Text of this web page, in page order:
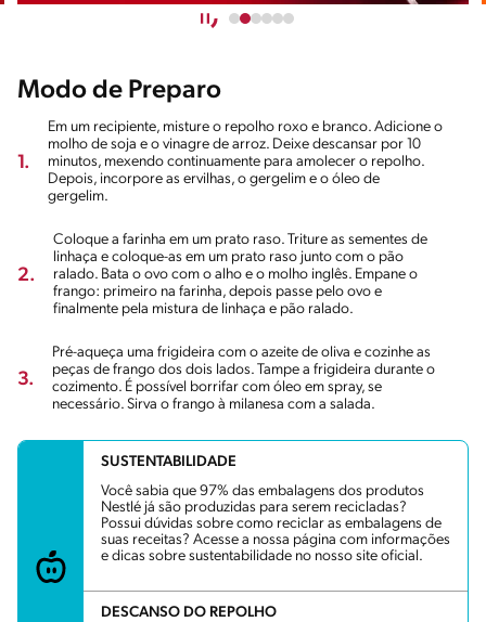
Modo de Preparo
1.
Em um recipiente, misture o repolho roxo e branco. Adicione o
molho de soja e o vinagre de arroz. Deixe descansar por 10
minutos, mexendo continuamente para amolecer o repolho.
Depois, incorpore as ervilhas, o gergelim e o óleo de
gergelim.
2.
Coloque a farinha em um prato raso. Triture as sementes de
linhaça e coloque-as em um prato raso junto com o pão
ralado. Bata o ovo com o alho e o molho inglês. Empane o
frango: primeiro na farinha, depois passe pelo ovo e
finalmente pela mistura de linhaça e pão ralado.
3.
Pré-aqueça uma frigideira com o azeite de oliva e cozinhe as
peças de frango dos dois lados. Tampe a frigideira durante o
cozimento. É possível borrifar com óleo em spray, se
necessário. Sirva o frango à milanesa com a salada.
SUSTENTABILIDADE
Você sabia que 97% das embalagens dos produtos
Nestlé já são produzidas para serem recicladas?
Possui dúvidas sobre como reciclar as embalagens de
suas receitas? Acesse a nossa página com informações
e dicas sobre sustentabilidade no nosso site oficial.
DESCANSO DO REPOLHO